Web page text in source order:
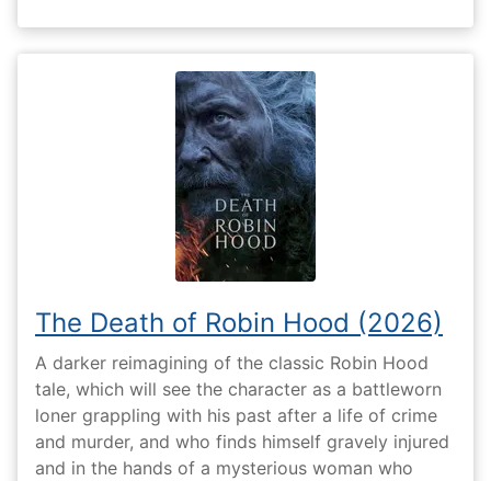
The Death of Robin Hood (2026)
A darker reimagining of the classic Robin Hood
tale, which will see the character as a battleworn
loner grappling with his past after a life of crime
and murder, and who finds himself gravely injured
and in the hands of a mysterious woman who